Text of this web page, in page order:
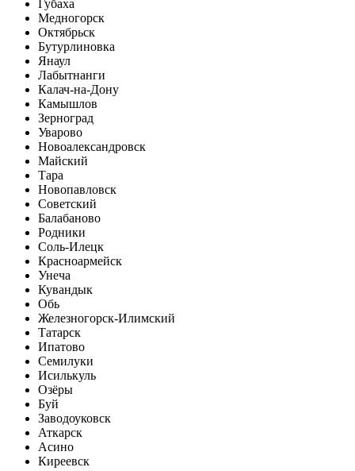
Губаха
Медногорск
Октябрьск
Бутурлиновка
Янаул
Лабытнанги
Калач-на-Дону
Камышлов
Зерноград
Уварово
Новоалександровск
Майский
Тара
Новопавловск
Советский
Балабаново
Родники
Соль-Илецк
Красноармейск
Унеча
Кувандык
Обь
Железногорск-Илимский
Татарск
Ипатово
Семилуки
Исилькуль
Озёры
Буй
Заводоуковск
Аткарск
Асино
Киреевск